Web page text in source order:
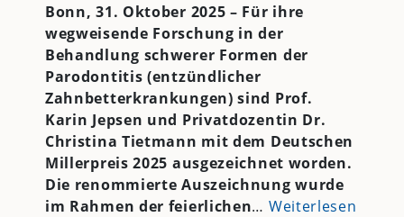
Bonn, 31. Oktober 2025 – Für ihre
wegweisende Forschung in der
Behandlung schwerer Formen der
Parodontitis (entzündlicher
Zahnbetterkrankungen) sind Prof.
Karin Jepsen und Privatdozentin Dr.
Christina Tietmann mit dem Deutschen
Millerpreis 2025 ausgezeichnet worden.
Die renommierte Auszeichnung wurde
im Rahmen der feierlichen… Weiterlesen